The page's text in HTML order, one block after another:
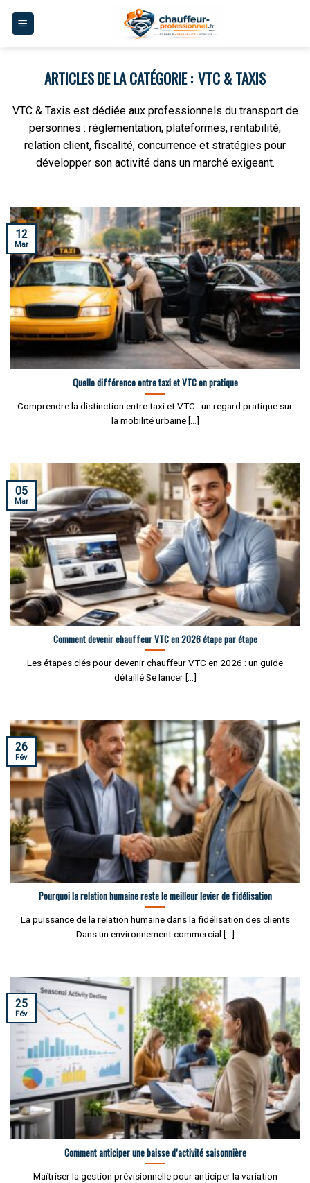
VTC & TAXIS
VTC & Taxis est dédiée aux professionnels du transport de
personnes : réglementation, plateformes, rentabilité,
relation client, fiscalité, concurrence et stratégies pour
développer son activité dans un marché exigeant.
Quelle différence entre taxi et VTC en pratique
Comprendre la distinction entre taxi et VTC : un regard pratique sur
la mobilité urbaine [...]
12
Mar
Comment devenir chauffeur VTC en 2026 étape par étape
Les étapes clés pour devenir chauffeur VTC en 2026 : un guide
détaillé Se lancer [...]
05
Mar
Pourquoi la relation humaine reste le meilleur levier de fidélisation
La puissance de la relation humaine dans la fidélisation des clients
Dans un environnement commercial [...]
26
Fév
Comment anticiper une baisse d’activité saisonnière
Maîtriser la gestion prévisionnelle pour anticiper la variation
25
Fév